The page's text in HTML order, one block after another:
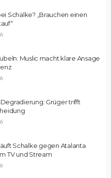
Schalke? „Brauchen einen
Muslic macht klare Ansage
Grüger trifft
Schalke gegen Atalanta
TV und Stream